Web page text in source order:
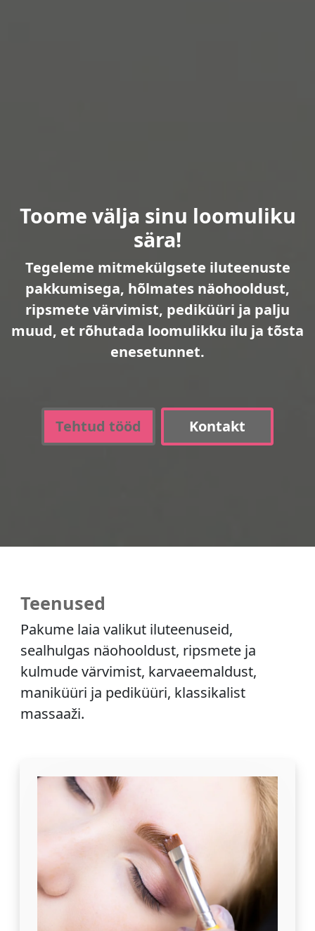
Toome välja sinu loomuliku
sära!
Tegeleme mitmekülgsete iluteenuste
pakkumisega, hõlmates näohooldust,
ripsmete värvimist, pediküüri ja palju
muud, et rõhutada loomulikku ilu ja tõsta
enesetunnet.
Tehtud tööd Kontakt
Teenused
Pakume laia valikut iluteenuseid,
sealhulgas näohooldust, ripsmete ja
kulmude värvimist, karvaeemaldust,
maniküüri ja pediküüri, klassikalist
massaaži.